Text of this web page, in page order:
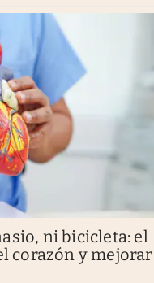
ni bicicleta: el
corazón y mejorar